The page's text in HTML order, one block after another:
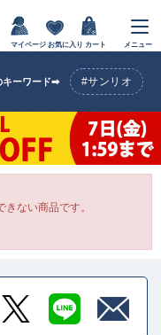
マイページ お気に入り カート メニュー
キーワード➡ #サンリオ
ない商品です。